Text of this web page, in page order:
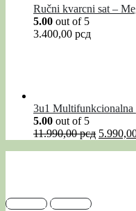
Ručni kvarcni sat –
5.00 out of 5
3.400,00 рсд
3u1 Multifunkcionalna
5.00 out of 5
11.990,00рсд
Facebook Instagram